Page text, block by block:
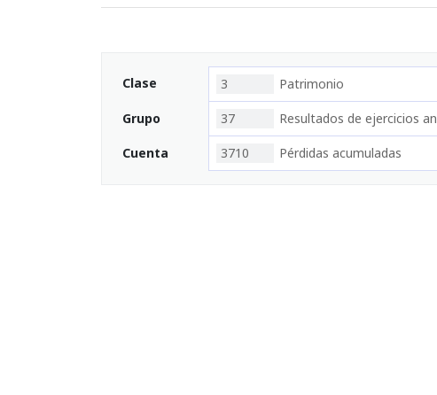
Clase 3 Patrimonio
Grupo 37 Resultados de ejercicios
Cuenta 3710 Pérdidas acumuladas